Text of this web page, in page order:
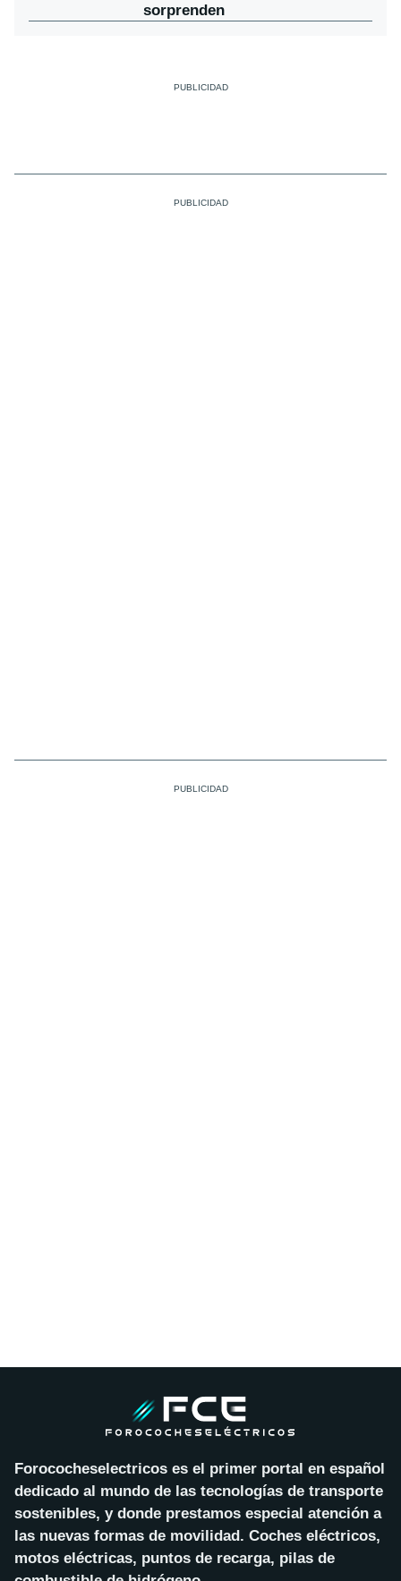
sorprenden
Forococheselectricos es el primer portal en español
dedicado al mundo de las tecnologías de transporte
sostenibles, y donde prestamos especial atención a
las nuevas formas de movilidad. Coches eléctricos,
motos eléctricas, puntos de recarga, pilas de